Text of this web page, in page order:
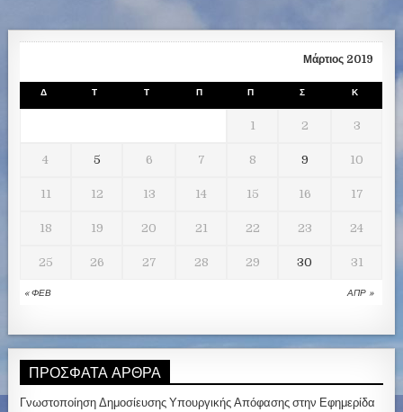
Μάρτιος 2019
Δ Τ Τ Π Π Σ Κ
« ΦΕΒ ΑΠΡ »
1 2 3
4 5 6 7 8 9 10
11 12 13 14 15 16 17
18 19 20 21 22 23 24
25 26 27 28 29 30 31
ΠΡΌΣΦΑΤΑ ΆΡΘΡΑ
Γνωστοποίηση Δημοσίευσης Υπουργικής Απόφασης στην Εφημερίδα